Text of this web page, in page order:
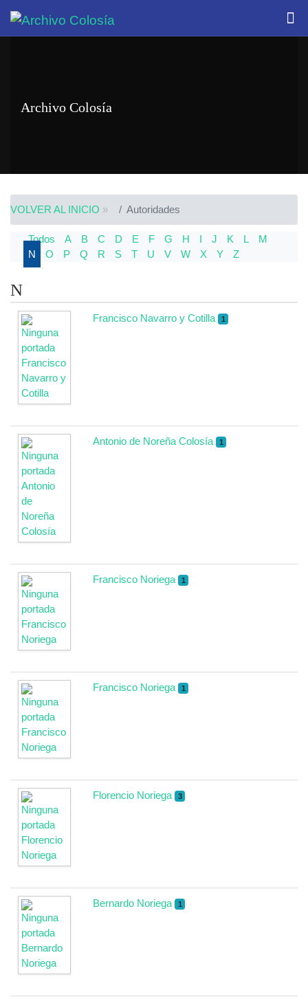
Archivo Colosía
VOLVER AL INICIO » Autoridades
Todos A B C D E F G H I J K L
M
N
O P Q R S T U V W X Y Z
N
Francisco Navarro y Cotilla 1
Antonio de Noreña Colosía 1
Francisco Noriega 1
Francisco Noriega 1
Florencio Noriega 3
Bernardo Noriega 1